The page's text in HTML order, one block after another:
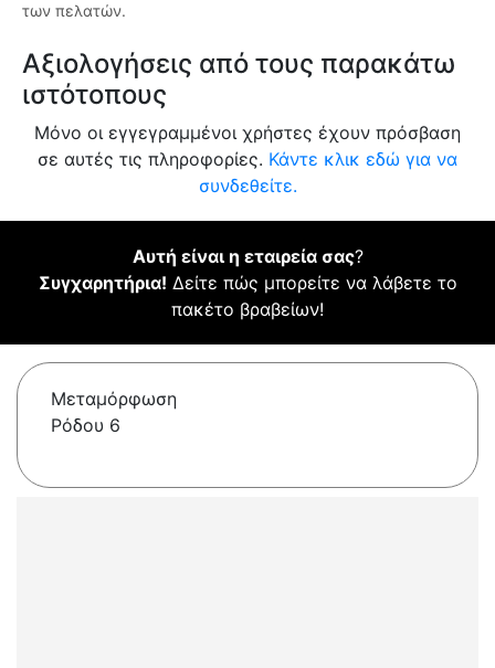
των πελατών.
Αξιολογήσεις από τους παρακάτω
ιστότοπους
Μόνο οι εγγεγραμμένοι χρήστες έχουν πρόσβαση
σε αυτές τις πληροφορίες. Κάντε κλικ εδώ για να
συνδεθείτε.
Αυτή είναι η εταιρεία σας?
Συγχαρητήρια! Δείτε πώς μπορείτε να λάβετε το
πακέτο βραβείων!
Μεταμόρφωση
Ρόδου 6